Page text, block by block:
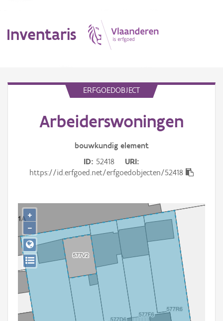
Inventaris
Erfgoedobject
Gebeurtenis
Persoon of collectief
Downloads
Hergebruik
Aanmelden
ERFGOEDOBJECT
Arbeiderswoningen
bouwkundig element
ID 52418
URI
https://id.erfgoed.net/erfgoedobjecten/52418
+
−